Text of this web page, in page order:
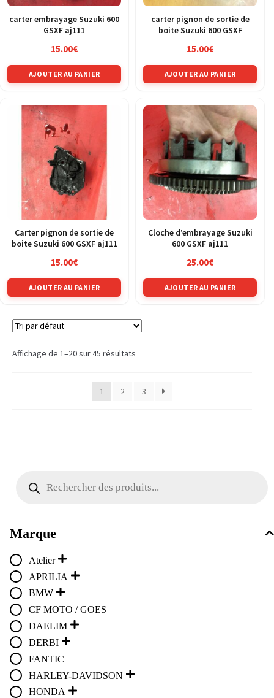
carter embrayage Suzuki 600
GSXF aj111
15.00€
AJOUTER AU PANIER
carter pignon de sortie de
boite Suzuki 600 GSXF
15.00€
AJOUTER AU PANIER
Carter pignon de sortie de
boite Suzuki 600 GSXF aj111
15.00€
AJOUTER AU PANIER
Cloche d’embrayage Suzuki
600 GSXF aj111
25.00€
AJOUTER AU PANIER
Affichage de 1–20 sur 45 résultats
1 2 3
produits
Marque
Atelier
APRILIA
BMW
CF MOTO / GOES
DAELIM
DERBI
FANTIC
HARLEY-DAVIDSON
HONDA